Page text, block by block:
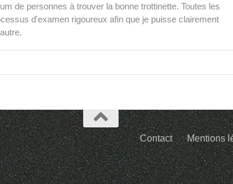
de personnes à trouver la bonne trottinette. Toutes les
d'examen rigoureux afin que je puisse clairement
Mentions
Contact